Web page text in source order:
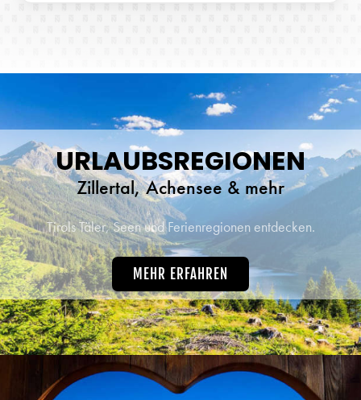
URLAUBSREGIONEN
Zillertal, Achensee & mehr
Tirols Täler, Seen und Ferienregionen entdecken.
MEHR ERFAHREN